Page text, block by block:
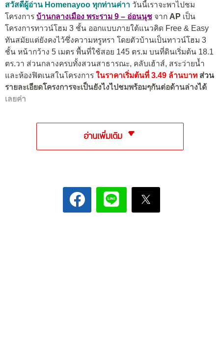
สวัสดีผู้อ่าน Homenayoo ทุกท่านค่าา วันนี้เราจะพาไปชม
โครงการ บ้านกลางเมือง พระราม 9 – อ่อนนุช จาก AP เป็น
โครงการทาวน์โฮม 3 ชั้น ออกแบบภายใต้แนวคิด Free & Easy
ทันสมัยแต่ยังคงไว้ซึ่งความหรูหรา โดยตัวบ้านเป็นทาวน์โฮม 3
ชั้น หน้ากว้าง 5 เมตร พื้นที่ใช้สอย 145 ตร.ม บนที่ดินเริ่มต้น 18.1
ตร.วา ส่วนกลางครบทั้งสวนสาธารณะ, คลับเฮ้าส์, สระว่ายน้ำ
และห้องฟิตเนสในโครงการ ในราคาเริ่มต้นที่ 3.49 ล้านบาท ส่วน
รายละเอียดโครงการจะเป็นยังไงไปชมพร้อมๆกันต่อด้านล่างได้
เลยค่า
อ่านเพิ่มเติม